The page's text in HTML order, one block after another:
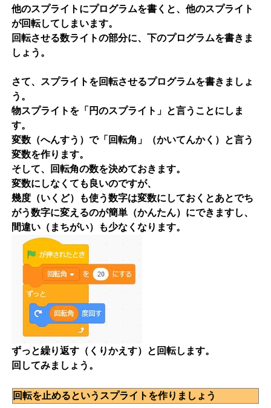
他のスプライトにプログラムを書くと、他のスプライト
が回転してしまいます。
回転させる数ライトの部分に、下のプログラムを書きま
しょう。
さて、スプライトを回転させるプログラムを書きましょ
う。
物スプライトを「円のスプライト」と言うことにしま
す。
変数（へんすう）で「回転角」（かいてんかく）と言う
変数を作ります。
そして、回転角の数を決めておきます。
変数にしなくても良いのですが、
幾度（いくど）も使う数字は変数にしておくとあとでち
がう数字に変えるのが簡単（かんたん）にできますし、
間違い（まちがい）も少なくなります。
ずっと繰り返す（くりかえす）と回転します。
回してみましょう。
回転を止めるというスプライトを作りましょう